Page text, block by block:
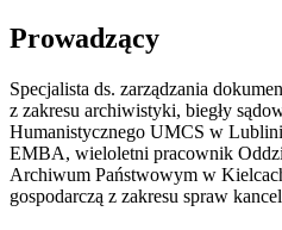
Prowadzący
Specjalista ds. zarządzania
z zakresu archiwistyki, biegły
Humanistycznego UMCS w
EMBA, wieloletni pracownik
Archiwum Państwowym w
gospodarczą z zakresu spraw